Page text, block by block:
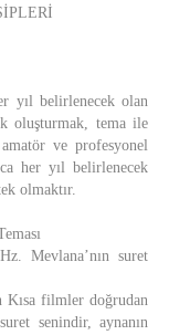
yıl belirlenecek olan
oluşturmak, tema ile
ve profesyonel
her yıl belirlenecek
olmaktır.
Mevlana’nın suret
Kısa filmler doğrudan
senindir, aynanın